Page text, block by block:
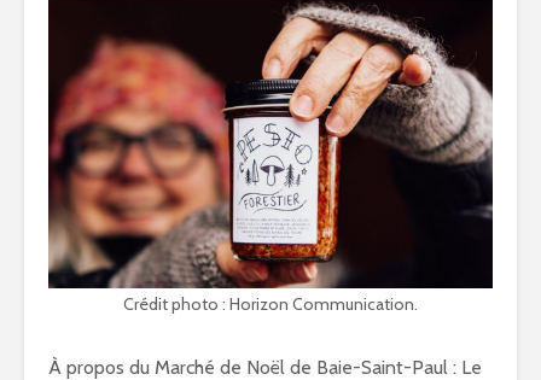
Crédit photo : Horizon Communication.
À propos du Marché de Noël de Baie-Saint-Paul : Le